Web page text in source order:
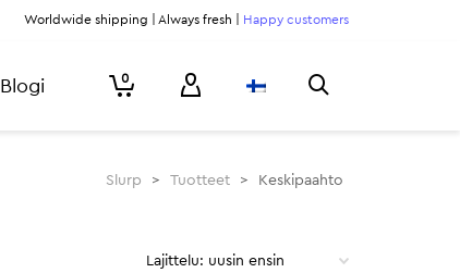
Worldwide shipping | Always fresh | Happy customers
Blogi 0
Slurp > Tuotteet > Keskipaahto